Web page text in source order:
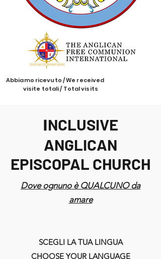
Abbiamo ricevuto / We received
visite totali / Total visits
INCLUSIVE
ANGLICAN
EPISCOPAL CHURCH
Dove ognuno è QUALCUNO da
amare
SCEGLI LA TUA LINGUA
CHOOSE YOUR LANGUAGE